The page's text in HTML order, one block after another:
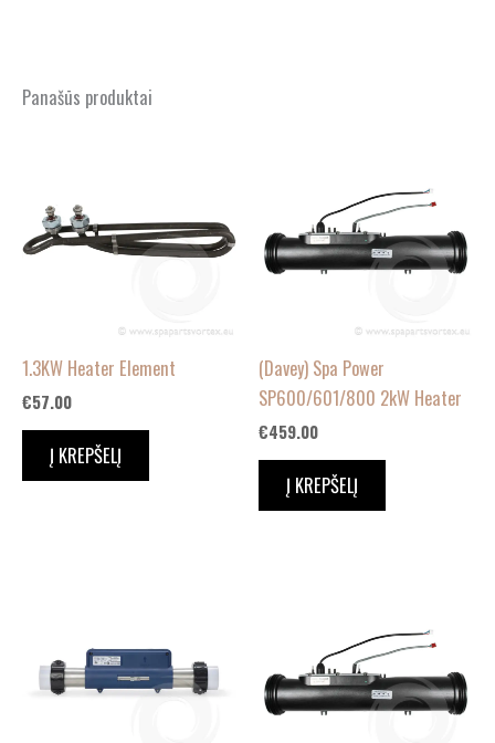
Panašūs produktai
1.3KW Heater Element
€57.00
Į KREPŠELĮ
(Davey) Spa Power
SP600/601/800 2kW Heater
€459.00
Į KREPŠELĮ